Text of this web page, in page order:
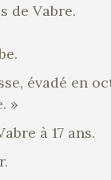
de Vabre.
évadé en
»
à 17 ans.